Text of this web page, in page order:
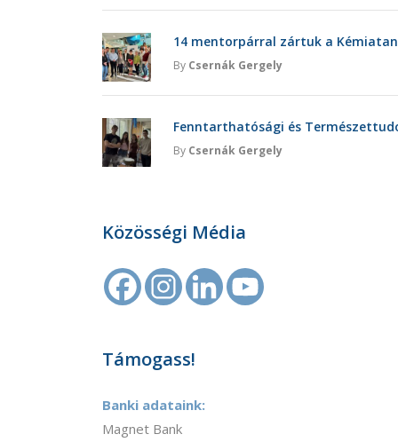
14 mentorpárral zártuk a
By Csernák Gergely
Fenntarthatósági és
By Csernák Gergely
Közösségi Média
Támogass!
Banki adataink:
Magnet Bank